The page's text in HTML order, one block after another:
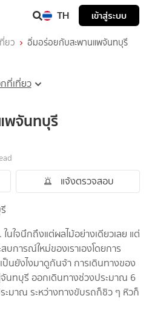
TH เข้าสู่ระบบ
ยว อิ่มอร่อยกับสะพานแพจันทบุรี
ที่เที่ยว
พจันทบุรี
แจ้งตรวจสอบ
นใจนึกถึงแต่ผลไม้อย่างเดียวเลย แต่
บการณ์ใหม่ของเราเองโดยการ
นยังไงมาดูกันจ้า การเดินทางของ
จันทบุรี ออกเดินทางช่วงประมาณ 6
ะมาณ ระหว่างทางขับรถก็ชิว ๆ หิวก็